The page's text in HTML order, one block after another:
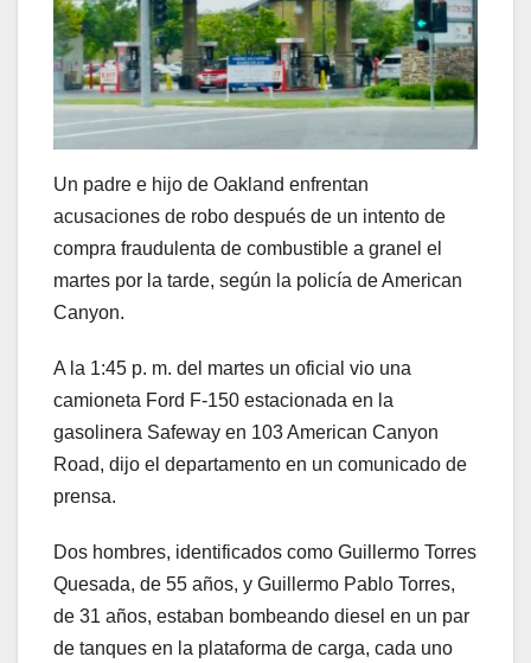
Un padre e hijo de Oakland enfrentan
acusaciones de robo después de un intento de
compra fraudulenta de combustible a granel el
martes por la tarde, según la policía de American
Canyon.
A la 1:45 p. m. del martes un oficial vio una
camioneta Ford F-150 estacionada en la
gasolinera Safeway en 103 American Canyon
Road, dijo el departamento en un comunicado de
prensa.
Dos hombres, identificados como Guillermo Torres
Quesada, de 55 años, y Guillermo Pablo Torres,
de 31 años, estaban bombeando diesel en un par
de tanques en la plataforma de carga, cada uno